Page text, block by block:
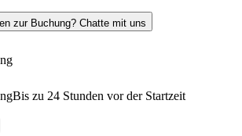
zur Buchung? Chatte mit uns
Bis zu 24 Stunden vor der Startzeit